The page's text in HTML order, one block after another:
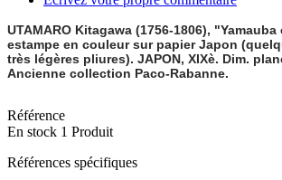
UTAMARO Kitagawa (1756-1806),
estampe en couleur sur papier Japon
très légères pliures). JAPON, XIXè. Dim.
Ancienne collection Paco-Rabanne.
Référence
En stock 1 Produit
Références spécifiques